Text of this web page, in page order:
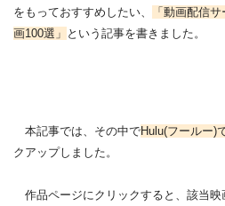
をもっておすすめしたい、
「動画配信
画100選」 という記事を書きました。
本記事では、その中でHulu(フールー)
クアップしました。
作品ページにクリックすると、該当映